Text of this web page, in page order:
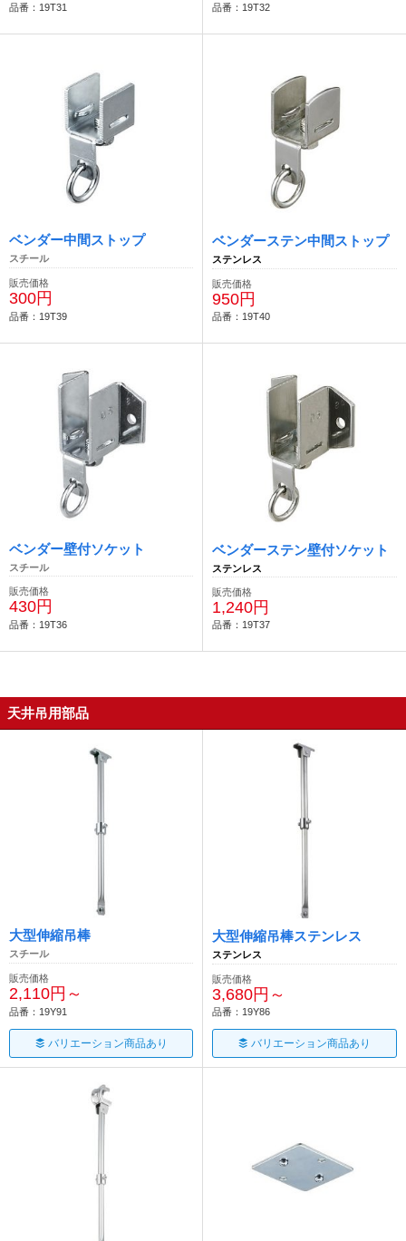
品番：19T31 品番：19T32
ベンダー中間ストップ
スチール
販売価格
300円
品番：19T39
ベンダーステン中間ストップ
ステンレス
販売価格
950円
品番：19T40
ベンダー壁付ソケット
スチール
販売価格
430円
品番：19T36
ベンダーステン壁付ソケット
ステンレス
販売価格
1,240円
品番：19T37
天井吊用部品
大型伸縮吊棒
スチール
販売価格
2,110円～
品番：19Y91
バリエーション商品あり
大型伸縮吊棒ステンレス
ステンレス
販売価格
3,680円～
品番：19Y86
バリエーション商品あり